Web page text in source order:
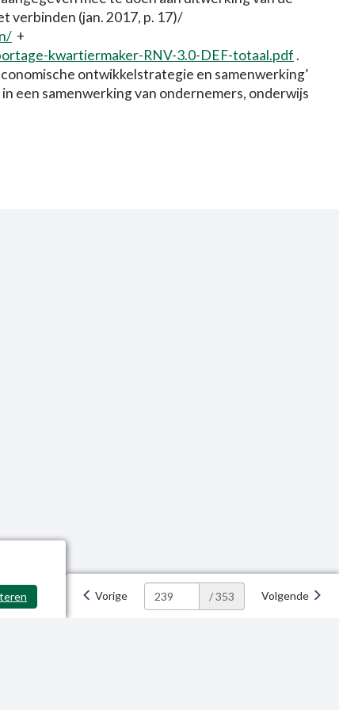
verbinden (jan. 2017, p. 17)/
+
kwartiermaker-RNV-3.0-DEF-totaal.pdf .
ontwikkelstrategie en samenwerking’
een samenwerking van ondernemers, onderwijs
Vorige / 353 Volgende